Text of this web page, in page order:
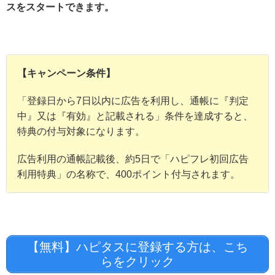
スをスタートできます。
【キャンペーン条件】
「登録日から7日以内に広告を利用し、通帳に『判定
中』又は『有効』と記載される」条件を達成すると、
特典の付与対象になります。
広告利用の通帳記載後、約5日で「ハピフレ初回広告
利用特典」の名称で、400ポイント付与されます。
【無料】ハピタスに登録する方は、こち
らをクリック